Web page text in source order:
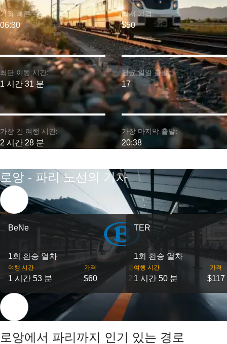
최단 이동 시간:
1 시간 31 분
가장 빠른 출발:
06:30
가장 긴 여행 시간:
2 시간 28 분
최저 가격:
$50
평균 일일 출발:
17
가장 마지막 출발:
20:38
로앙 - 파리 노선의 기차
BeNe
1회 환승 열차
여행 시간
1 시간 53 분
가격
$60
출발
2
TER
1회 환승 열차
여행 시간
1 시간 50 분
가격
$117
로앙에서 파리까지 인기 있는 경로